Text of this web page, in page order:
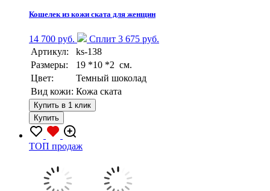
Кошелек из кожи ската для женщин
14 700 руб.
Сплит 3 675 руб.
Артикул:
ks-138
Размеры:
19 *10 *2 см.
Цвет:
Темный шоколад
Вид кожи: Кожа ската
Купить в 1 клик
Купить
TOП продаж